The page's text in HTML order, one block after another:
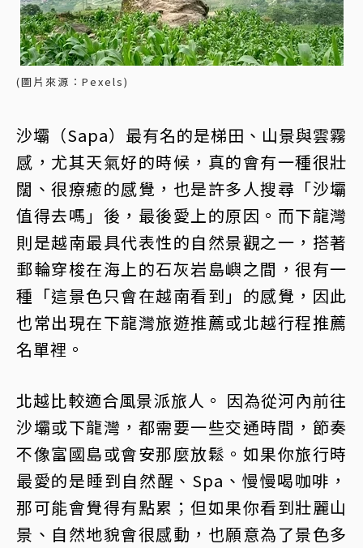
(圖片來源：Pexels)
沙壩（Sapa）最有名的是梯田、山景與雲霧
感，尤其天氣好的時候，真的會有一種很壯
闊、很療癒的感覺，也是許多人搜尋「沙壩
值得去嗎」後，最後愛上的原因。而下龍灣
則是越南最具代表性的自然景觀之一，搭著
郵輪穿梭在海上的石灰岩島嶼之間，很有一
種「這景色只會在越南看到」的感覺，因此
也常出現在下龍灣旅遊推薦或北越行程推薦
名單裡。
北越比較適合風景派旅人。 因為從河內前往
沙壩或下龍灣，都需要一些交通時間，節奏
不像富國島或會安那麼放鬆。如果你旅行時
最愛的是睡到自然醒、Spa、慢慢喝咖啡，
那可能會覺得有點累；但如果你看到壯麗山
景、自然地貌會很感動，也願意為了景色多